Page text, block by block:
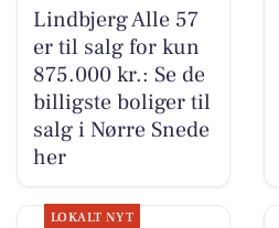
Lindbjerg Alle 57
er til salg for kun
875.000 kr.: Se de
billigste boliger til
salg i Nørre Snede
her
LOKALT NYT